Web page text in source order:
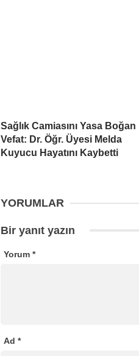
Sağlık Camiasını Yasa Boğan
Vefat: Dr. Öğr. Üyesi Melda
Kuyucu Hayatını Kaybetti
YORUMLAR
Bir yanıt yazın
Yorum *
Ad *